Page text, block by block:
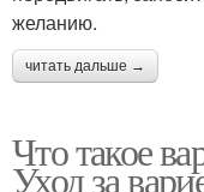
желанию.
читать дальше →
Что такое
Уход за